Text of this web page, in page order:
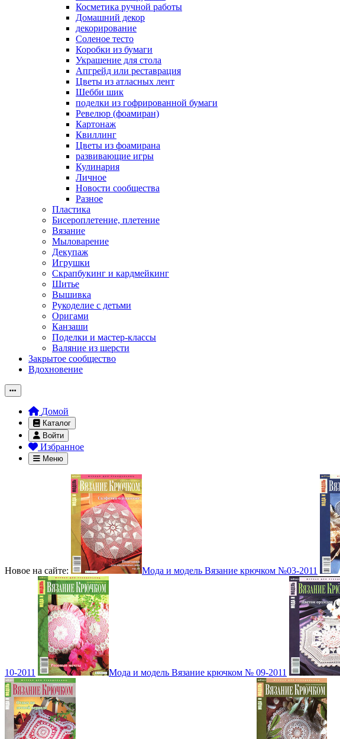
Косметика ручной работы
Домашний декор
декорирование
Соленое тесто
Коробки из бумаги
Украшение для стола
Апгрейд или реставрация
Цветы из атласных лент
Шебби шик
поделки из гофрированной бумаги
Ревелюр (фоамиран)
Картонаж
Квиллинг
Цветы из фоамирана
развивающие игры
Кулинария
Личное
Новости сообщества
Разное
Пластика
Бисероплетение, плетение
Вязание
Мыловарение
Декупаж
Игрушки
Скрапбукинг и кардмейкинг
Шитье
Вышивка
Рукоделие с детьми
Оригами
Канзаши
Поделки и мастер-классы
Валяние из шерсти
Закрытое сообщество
Вдохновение
Домой
Каталог
Войти
Избранное
Меню
Новое на сайте: Мода и модель Вязание крючком №03-2011
10-2011 Мода и модель Вязание крючком № 09-2011